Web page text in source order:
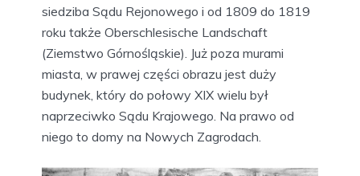
siedziba Sądu Rejonowego i od 1809 do 1819
roku także Oberschlesische Landschaft
(Ziemstwo Górnośląskie). Już poza murami
miasta, w prawej części obrazu jest duży
budynek, który do połowy XIX wielu był
naprzeciwko Sądu Krajowego. Na prawo od
niego to domy na Nowych Zagrodach.